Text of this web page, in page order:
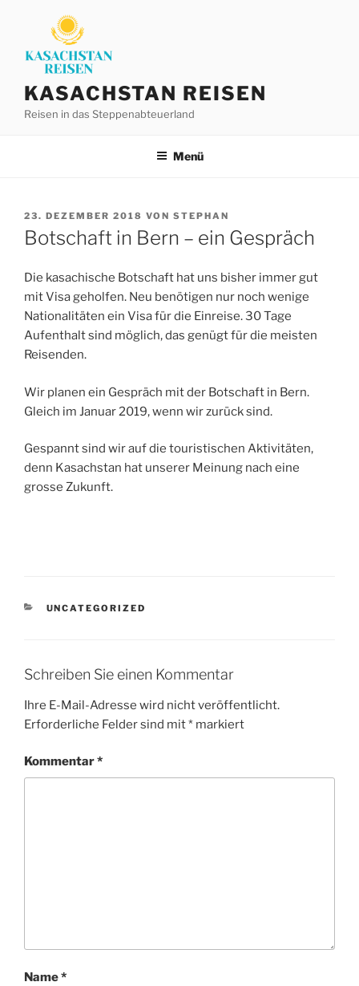
springen
KASACHSTAN REISEN
Reisen in das Steppenabteuerland
Menü
VERÖFFENTLICHT
AM
23. DEZEMBER 2018 VON STEPHAN
Botschaft in Bern – ein Gespräch
Die kasachische Botschaft hat uns bisher immer gut
mit Visa geholfen. Neu benötigen nur noch wenige
Nationalitäten ein Visa für die Einreise. 30 Tage
Aufenthalt sind möglich, das genügt für die meisten
Reisenden.
Wir planen ein Gespräch mit der Botschaft in Bern.
Gleich im Januar 2019, wenn wir zurück sind.
Gespannt sind wir auf die touristischen Aktivitäten,
denn Kasachstan hat unserer Meinung nach eine
grosse Zukunft.
KATEGORIEN
UNCATEGORIZED
Schreiben Sie einen Kommentar
Ihre E-Mail-Adresse wird nicht veröffentlicht.
Erforderliche Felder sind mit* markiert
Kommentar*
Name*